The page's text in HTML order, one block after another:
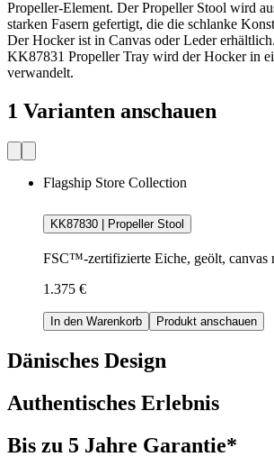
Propeller-Element. Der Propeller Stool wird
starken Fasern gefertigt, die die schlanke
Der Hocker ist in Canvas oder Leder
KK87831 Propeller Tray wird der Hocker in
verwandelt.
1 Varianten anschauen
Flagship Store Collection
KK87830 | Propeller Stool
FSC™-zertifizierte Eiche, geölt, canvas
1.375 €
In den Warenkorb Produkt anschauen
Dänisches Design
Authentisches Erlebnis
Bis zu 5 Jahre Garantie*